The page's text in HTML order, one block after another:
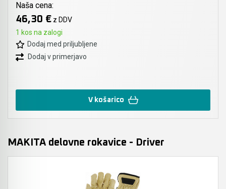
Naša cena:
46,30 € z DDV
1 kos na zalogi
Dodaj med priljubljene
Dodaj v primerjavo
V košarico
MAKITA delovne rokavice - Driver